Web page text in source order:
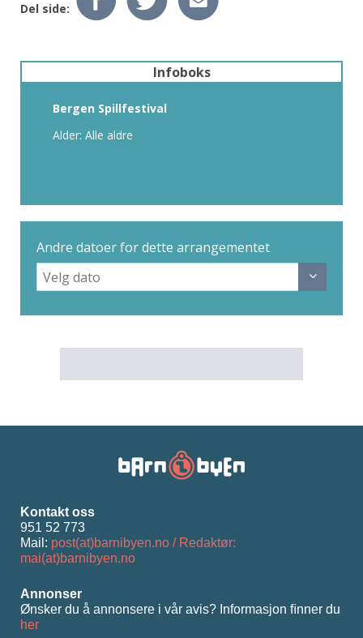
Del side:
Infoboks
Bergen Spillfestival
Alder: Alle aldre
Andre datoer for dette arrangementet
Kontakt oss
951 52 773
Mail: post(at)barnibyen.no / Redaktør:
mai(at)barnibyen.no
Annonser
Ønsker du å annonsere i vår avis? Informasjon ﬁnner du
her